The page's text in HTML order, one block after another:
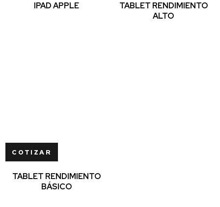
IPAD APPLE
TABLET RENDIMIENTO
ALTO
COTIZAR
TABLET RENDIMIENTO
BÁSICO